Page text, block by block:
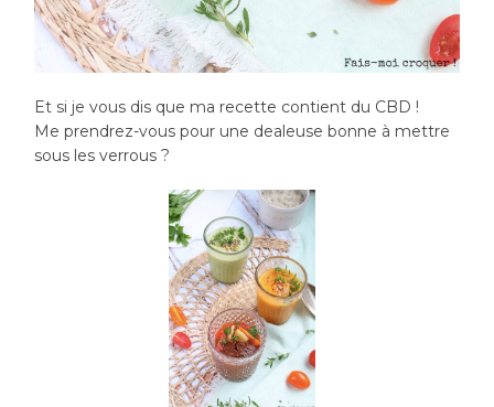
Et si je vous dis que ma recette contient du CBD !
Me prendrez-vous pour une dealeuse bonne à mettre
sous les verrous ?